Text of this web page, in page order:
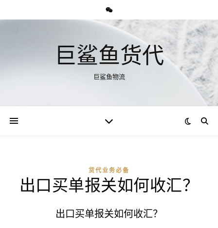
巨鲨鱼货代
巨鲨鱼物流
货代业务必备
出口买单报关如何收汇？
出口买单报关如何收汇？